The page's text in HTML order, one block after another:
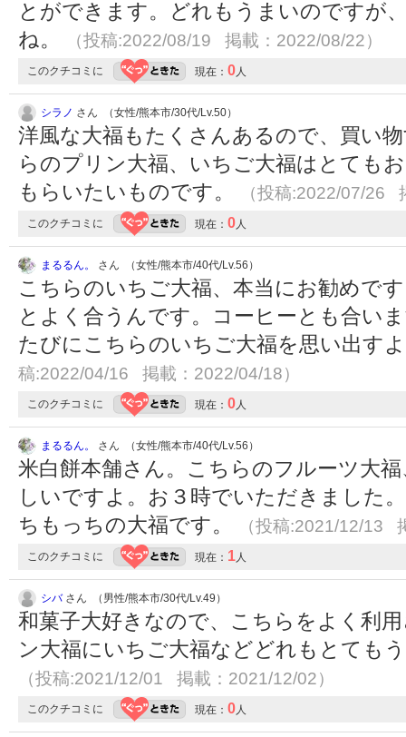
とができます。どれもうまいのですが
ね。
（投稿:2022/08/19 掲載：2022/08/22）
このクチコミに 現在： 0人
シラノ さん （女性/熊本市/30代/Lv.50）
洋風な大福もたくさんあるので、買い
らのプリン大福、いちご大福はとても
もらいたいものです。
（投稿:2022/07/26
このクチコミに 現在： 0人
まるるん。 さん （女性/熊本市/40代/Lv.56）
こちらのいちご大福、本当にお勧めで
とよく合うんです。コーヒーとも合い
たびにこちらのいちご大福を思い出す
稿:2022/04/16 掲載：2022/04/18）
このクチコミに 現在： 0人
まるるん。 さん （女性/熊本市/40代/Lv.56）
米白餅本舗さん。こちらのフルーツ大
しいですよ。お３時でいただきました
ちもっちの大福です。
（投稿:2021/12/13
このクチコミに 現在： 1人
シバさん （男性/熊本市/30代/Lv.49）
和菓子大好きなので、こちらをよく利
ン大福にいちご大福などどれもとても
（投稿:2021/12/01 掲載：2021/12/02）
このクチコミに 現在： 0人